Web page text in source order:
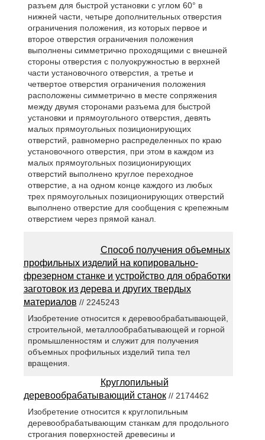
разъем для быстрой установки с углом 60° в
нижней части, четыре дополнительных отверстия
ограничения положения, из которых первое и
второе отверстия ограничения положения
выполнены симметрично проходящими с внешней
стороны отверстия с полуокружностью в верхней
части установочного отверстия, а третье и
четвертое отверстия ограничения положения
расположены симметрично в месте сопряжения
между двумя сторонами разъема для быстрой
установки и прямоугольного отверстия, девять
малых прямоугольных позиционирующих
отверстий, равномерно распределенных по краю
установочного отверстия, при этом в каждом из
малых прямоугольных позиционирующих
отверстий выполнено круглое переходное
отверстие, а на одном конце каждого из любых
трех прямоугольных позиционирующих отверстий
выполнено отверстие для сообщения с крепежным
отверстием через прямой канал.
Способ получения объемных
профильных изделий на копировально-
фрезерном станке и устройство для обработки
заготовок из дерева и других твердых
материалов // 2245243
Изобретение относится к деревообрабатывающей,
строительной, металлообрабатывающей и горной
промышленностям и служит для получения
объемных профильных изделий типа тел
вращения.
Круглопильный
деревообрабатывающий станок// 2174462
Изобретение относится к круглопильным
деревообрабатывающим станкам для продольного
строгания поверхностей древесины и